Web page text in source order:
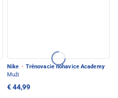
Nike · Trénovacie nohavice Academy
Muži
€ 44,99